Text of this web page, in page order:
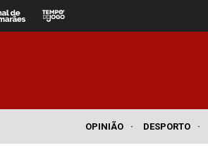
OPINIÃO · DESPORTO ·